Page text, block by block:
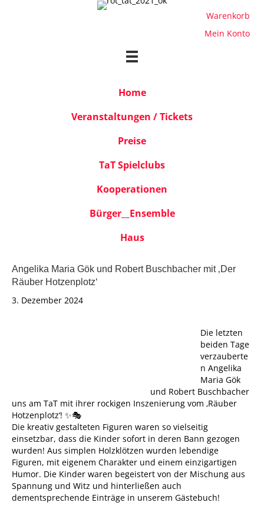
Warenkorb
Mein Konto
Home
Veranstaltungen / Tickets
Preise
TaT Spielclubs
Kooperationen
Bürger__Ensemble
Haus
Angelika Maria Gök und Robert Buschbacher mit ‚Der
Räuber Hotzenplotz‘
3. Dezember 2024
Die letzten
beiden Tage
verzauberte
n Angelika
Maria Gök
und Robert Buschbacher
uns am TaT mit ihrer rockigen Inszenierung vom ‚Räuber
Hotzenplotz‘! ✨🎭
Die kreativ gestalteten Figuren waren so vielseitig
einsetzbar, dass die Kinder sofort in deren Bann gezogen
wurden! Aus simplen Holzklötzen wurden lebendige
Figuren, mit eigenem Charakter und einem einzigartigen
Humor. Die Kinder waren begeistert von der Mischung aus
Spannung und Witz und hinterließen auch
dementsprechende Einträge in unserem Gästebuch!